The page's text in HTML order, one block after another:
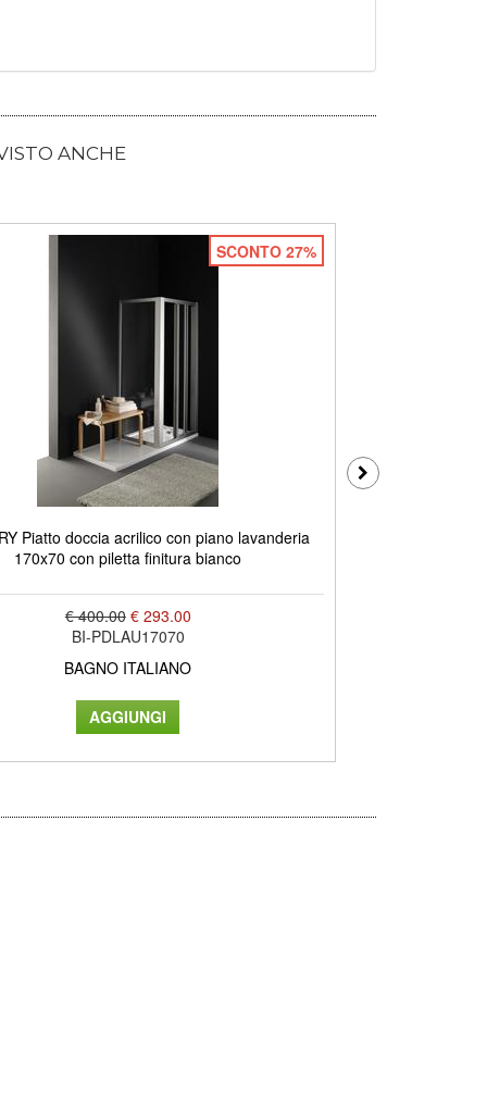
ANCHE
SCONTO 27%
Piatto doccia acrilico con piano lavanderia
170x70 con piletta finitura bianco
€ 400.00 € 293.00
BI-PDLAU17070
BAGNO ITALIANO